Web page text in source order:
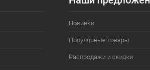
Новинки
Популярные товары
Распродажи и скидки